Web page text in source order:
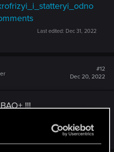
Last edited: Dec 31, 2022
#12
Dec 20, 2022
!!!